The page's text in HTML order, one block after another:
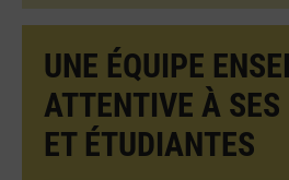
UNE ÉQUIPE
ATTENTIVE À
ET ÉTUDIANTES